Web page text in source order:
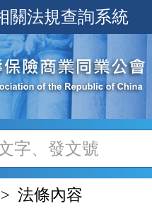
關法規查詢系統
法條內容